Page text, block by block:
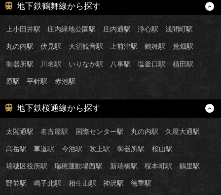
地下鉄鶴舞線から探す
上小田井駅 庄内緑地公園駅 庄内通駅 浄心駅 浅間町駅
丸の内駅 伏見駅 大須観音駅 上前津駅 鶴舞駅 荒畑駅
御器所駅 川名駅 いりなか駅 八事駅 塩釜口駅 植田駅
原駅 平針駅 赤池駅
地下鉄桜通線から探す
太閤通駅 名古屋駅 国際センター駅 丸の内駅 久屋大通駅
高岳駅 車道駅 今池駅 吹上駅 御器所駅 桜山駅
瑞穂区役所駅 瑞穂運動場西駅 新瑞橋駅 桜本町駅 鶴里駅
野並駅 鳴子北駅 相生山駅 神沢駅 徳重駅